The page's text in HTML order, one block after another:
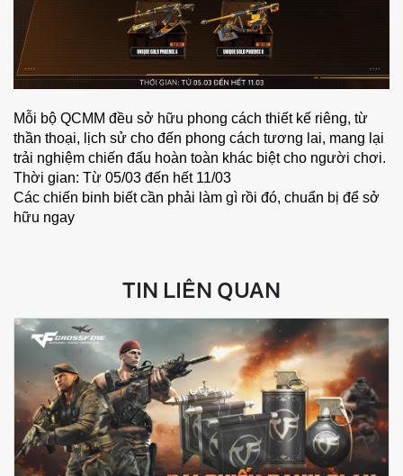
Mỗi bộ QCMM đều sở hữu phong cách thiết kế riêng, từ
thần thoại, lịch sử cho đến phong cách tương lai, mang lại
trải nghiệm chiến đấu hoàn toàn khác biệt cho người chơi.
Thời gian: Từ 05/03 đến hết 11/03
Các chiến binh biết cần phải làm gì rồi đó, chuẩn bị để sở
hữu ngay
TIN LIÊN QUAN